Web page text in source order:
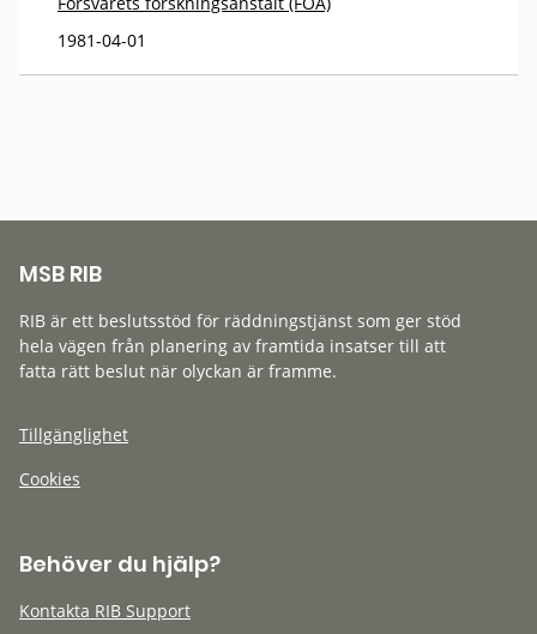
1981-04-01
MSB RIB
RIB är ett beslutsstöd för räddningstjänst som ger stöd
hela vägen från planering av framtida insatser till att
fatta rätt beslut när olyckan är framme.
Tillgänglighet
Cookies
Behöver du hjälp?
Kontakta RIB Support